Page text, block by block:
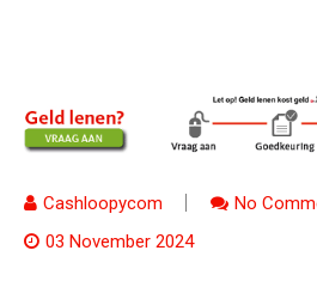
Cashloopycom
No
03 November 2024